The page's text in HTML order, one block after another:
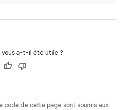
vous a-t-il été utile ?
code de cette page sont soumis aux